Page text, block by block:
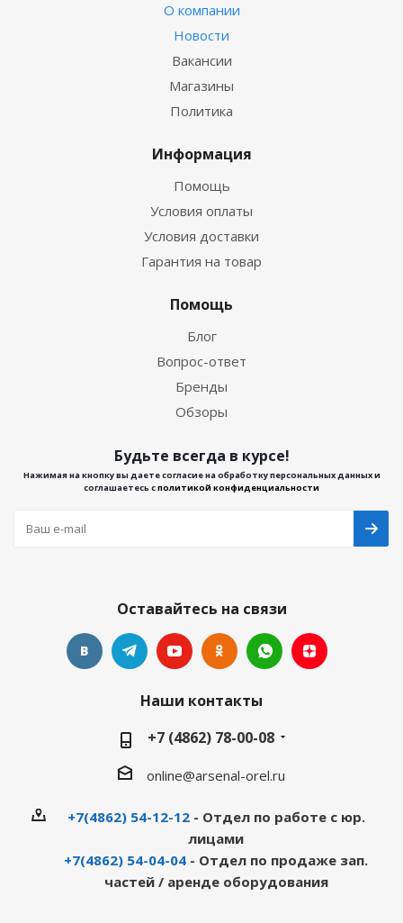
О компании
Новости
Вакансии
Магазины
Политика
Информация
Помощь
Условия оплаты
Условия доставки
Гарантия на товар
Помощь
Блог
Вопрос-ответ
Бренды
Обзоры
Будьте всегда в курсе!
Нажимая на кнопку вы даете согласие на обработку персональных данных и
соглашаетесь сполитикой конфиденциальности
Оставайтесь на связи
Наши контакты
+7 (4862) 78-00-08
online@arsenal-orel.ru
+7(4862) 54-12-12- Отдел по работе с юр.
лицами
+7(4862) 54-04-04 - Отдел по продаже зап.
частей / аренде оборудования